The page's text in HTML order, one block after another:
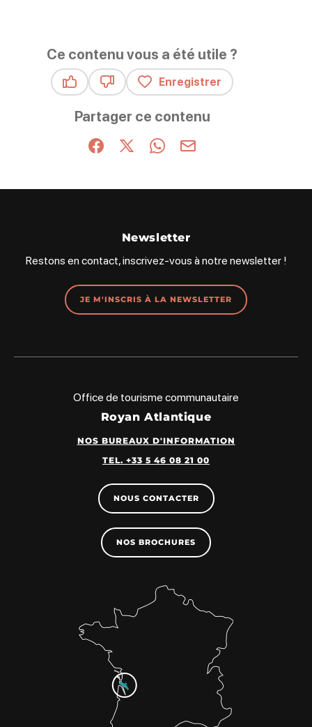
Ce contenu vous a été utile ?
Enregistrer
Partager ce contenu
Partager sur Facebook (nouvelle fenêtre)
Partager sur X / Twitter (nouvelle
Partager sur WhatsApp
Partager par mail
Newsletter
Restons en contact, inscrivez-vous à notre newsletter !
JE M'INSCRIS À LA NEWSLETTER
Office de tourisme communautaire
Royan Atlantique
NOS BUREAUX D'INFORMATION
TEL. +33 5 46 08 21 00
NOUS CONTACTER
NOS BROCHURES